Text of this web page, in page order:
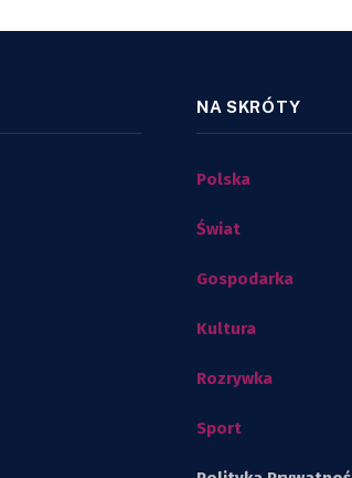
NA SKRÓTY
Polska
Świat
Gospodarka
Kultura
Rozrywka
Sport